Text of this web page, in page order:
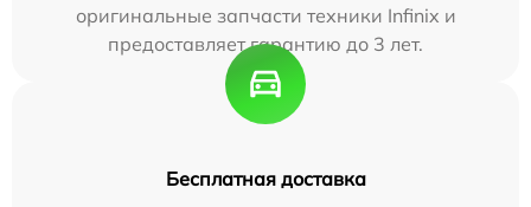
оригинальные запчасти техники Infinix и
предоставляет гарантию до 3 лет.
Бесплатная доставка